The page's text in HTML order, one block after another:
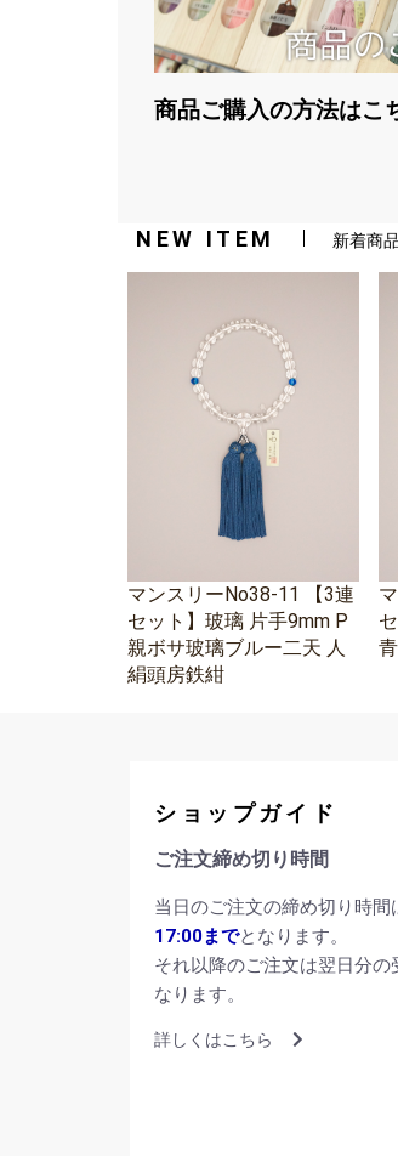
商品ご購入の方法はこ
NEW ITEM 新着商品
マンスリーNo38-11 【3連
セット】玻璃 片手9mm P
親ボサ玻璃ブルー二天 人
絹頭房鉄紺
ショップガイド
ご注文締め切り時間
当日のご注文の締め切り時間
17:00までとなります。
それ以降のご注文は翌日分の
なります。
詳しくはこちら